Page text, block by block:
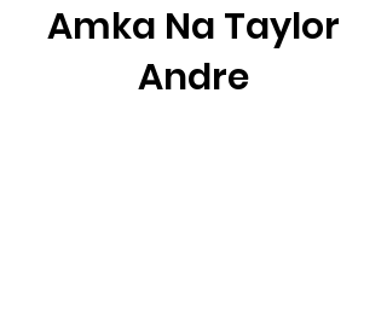
Amka Na Taylor
Andre